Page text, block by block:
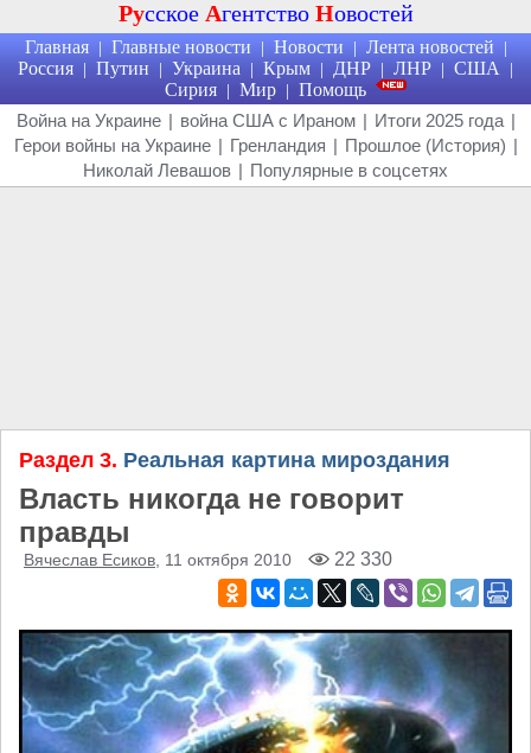
Русское Агентство Новостей
Главная | Главные новости | Новости | Лента новостей |
Россия | Путин | Украина | Крым | ДНР | ЛНР | США |
Сирия | Мир | Помощь
Война на Украине | война США с Ираном | Итоги 2025 года |
Герои войны на Украине | Гренландия | Прошлое (История) |
Николай Левашов | Популярные в соцсетях
Раздел 3. Реальная картина мироздания
Власть никогда не говорит
правды
Вячеслав Есиков , 11 октября 2010 22 330